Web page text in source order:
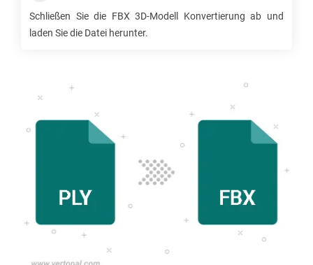
Schließen Sie die FBX 3D-Modell Konvertierung ab und
laden Sie die Datei herunter.